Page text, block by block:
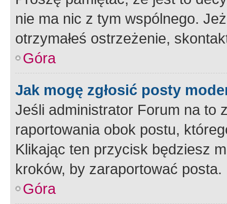
nie ma nic z tym wspólnego.
otrzymałeś ostrzeżenie,
Góra
Jak mogę zgłosić posty
Jeśli administrator Forum na to
raportowania obok postu,
Klikając ten przycisk będziesz
kroków, by zaraportować posta.
Góra